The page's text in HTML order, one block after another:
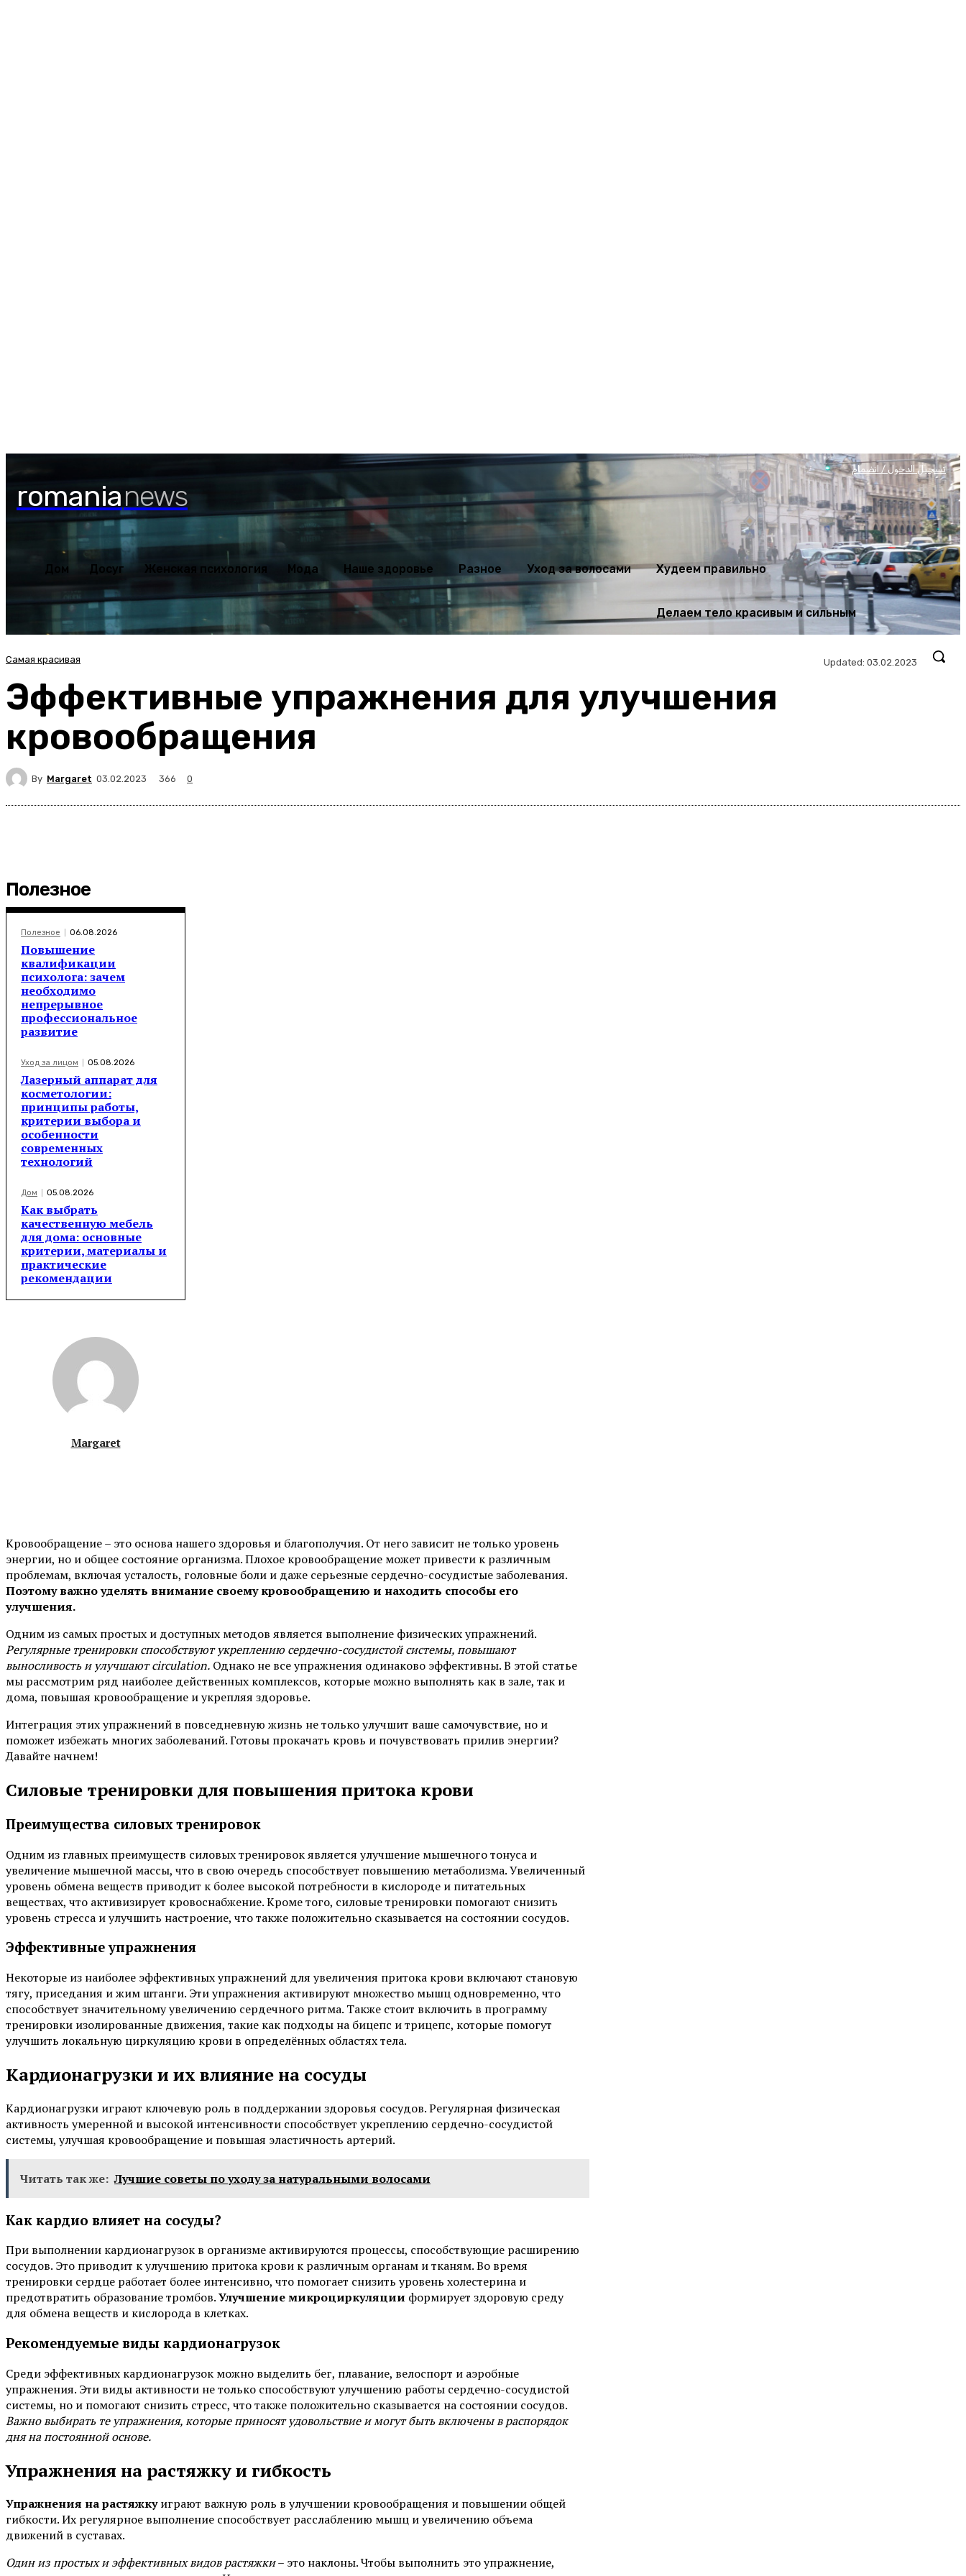
تسجيل الدخول / انضمام
romanianews
Дом Досуг Женская психология Мода Наше здоровье Разное Уход за волосами Худеем правильно
Делаем тело красивым и сильным
Самая красивая Updated: 03.02.2023
Эффективные упражнения для улучшения
кровообращения
By Margaret 03.02.2023 366 0
Полезное
Полезное 06.08.2026
Повышение
квалификации
психолога: зачем
необходимо
непрерывное
профессиональное
развитие
Уход за лицом 05.08.2026
Лазерный аппарат для
косметологии:
принципы работы,
критерии выбора и
особенности
современных
технологий
Дом 05.08.2026
Как выбрать
качественную мебель
для дома: основные
критерии, материалы и
практические
рекомендации
Margaret
Кровообращение – это основа нашего здоровья и благополучия. От него зависит не только уровень
энергии, но и общее состояние организма. Плохое кровообращение может привести к различным
проблемам, включая усталость, головные боли и даже серьезные сердечно-сосудистые заболевания.
Поэтому важно уделять внимание своему кровообращению и находить способы его
улучшения.
Одним из самых простых и доступных методов является выполнение физических упражнений.
Регулярные тренировки способствуют укреплению сердечно-сосудистой системы, повышают
выносливость и улучшают circulation. Однако не все упражнения одинаково эффективны. В этой статье
мы рассмотрим ряд наиболее действенных комплексов, которые можно выполнять как в зале, так и
дома, повышая кровообращение и укрепляя здоровье.
Интеграция этих упражнений в повседневную жизнь не только улучшит ваше самочувствие, но и
поможет избежать многих заболеваний. Готовы прокачать кровь и почувствовать прилив энергии?
Давайте начнем!
Силовые тренировки для повышения притока крови
Преимущества силовых тренировок
Одним из главных преимуществ силовых тренировок является улучшение мышечного тонуса и
увеличение мышечной массы, что в свою очередь способствует повышению метаболизма. Увеличенный
уровень обмена веществ приводит к более высокой потребности в кислороде и питательных
веществах, что активизирует кровоснабжение. Кроме того, силовые тренировки помогают снизить
уровень стресса и улучшить настроение, что также положительно сказывается на состоянии сосудов.
Эффективные упражнения
Некоторые из наиболее эффективных упражнений для увеличения притока крови включают становую
тягу, приседания и жим штанги. Эти упражнения активируют множество мышц одновременно, что
способствует значительному увеличению сердечного ритма. Также стоит включить в программу
тренировки изолированные движения, такие как подходы на бицепс и трицепс, которые помогут
улучшить локальную циркуляцию крови в определённых областях тела.
Кардионагрузки и их влияние на сосуды
Кардионагрузки играют ключевую роль в поддержании здоровья сосудов. Регулярная физическая
активность умеренной и высокой интенсивности способствует укреплению сердечно-сосудистой
системы, улучшая кровообращение и повышая эластичность артерий.
Читать так же: Лучшие советы по уходу за натуральными волосами
Как кардио влияет на сосуды?
При выполнении кардионагрузок в организме активируются процессы, способствующие расширению
сосудов. Это приводит к улучшению притока крови к различным органам и тканям. Во время
тренировки сердце работает более интенсивно, что помогает снизить уровень холестерина и
предотвратить образование тромбов.Улучшение микроциркуляции формирует здоровую среду
для обмена веществ и кислорода в клетках.
Рекомендуемые виды кардионагрузок
Среди эффективных кардионагрузок можно выделить бег, плавание, велоспорт и аэробные
упражнения. Эти виды активности не только способствуют улучшению работы сердечно-сосудистой
системы, но и помогают снизить стресс, что также положительно сказывается на состоянии сосудов.
Важно выбирать те упражнения, которые приносят удовольствие и могут быть включены в распорядок
дня на постоянной основе.
Упражнения на растяжку и гибкость
Упражнения на растяжкуиграют важную роль в улучшении кровообращения и повышении общей
гибкости. Их регулярное выполнение способствует расслаблению мышц и увеличению объема
движений в суставах.
Один из простых и эффективных видов растяжки– это наклоны. Чтобы выполнить это упражнение,